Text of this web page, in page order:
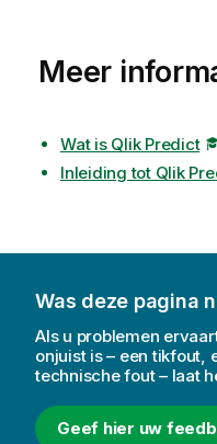
Meer
Wat is Qlik Predict
Inleiding tot Qlik
Was deze pagina
Als u problemen
onjuist is – een tikfout,
technische fout – laat
Geef hier uw